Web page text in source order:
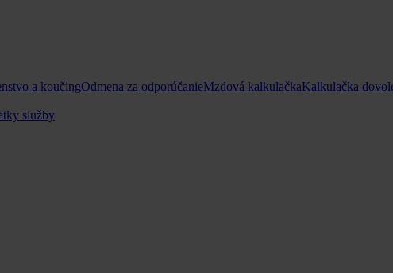
a koučingOdmena za odporúčanieMzdová kalkulačkaKalkulačka
služby